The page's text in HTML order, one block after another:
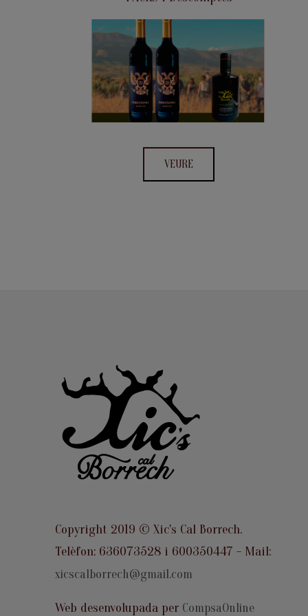
VEURE
Copyright 2019 © Xic's Cal Borrech.
Telèfon: 636073528 i 600350447 - Mail:
xicscalborrech@gmail.com
Web desenvolupada per CompsaOnline